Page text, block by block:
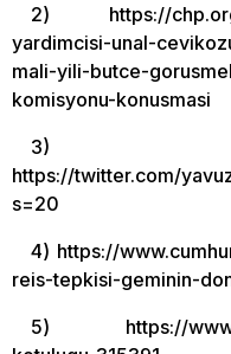
2) https://
yardimcisi-unal-
mali-yili-butce-
komisyonu-konusmasi
3)
https://twitter.com/
s=20
4) https://
reis-tepkisi-geminin-
5) https://